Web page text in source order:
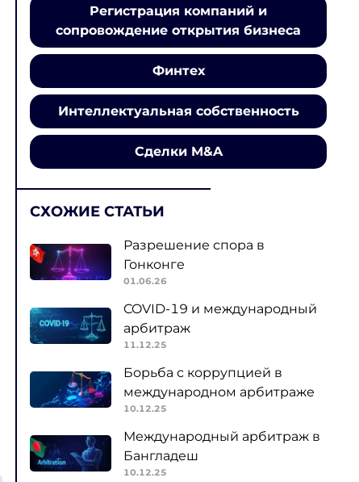
Регистрация компаний и
сопровождение открытия бизнеса
Финтех
Интеллектуальная собственность
Сделки M&A
СХОЖИЕ СТАТЬИ
Разрешение спора в
Гонконге
01.06.26
COVID-19 и международный
арбитраж
11.12.25
Борьба с коррупцией в
международном арбитраже
10.12.25
Международный арбитраж в
Бангладеш
10.12.25